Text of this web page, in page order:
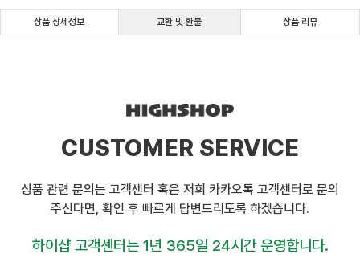
상품 상세정보 교환 및 환불 상품 리뷰
CUSTOMER SERVICE
상품 관련 문의는 고객센터 혹은 저희 카카오톡 고객센터로 문의
주신다면, 확인 후 빠르게 답변드리도록 하겠습니다.
하이샵 고객센터는 1년 365일 24시간 운영합니다.